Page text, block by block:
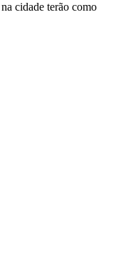
cidade terão como